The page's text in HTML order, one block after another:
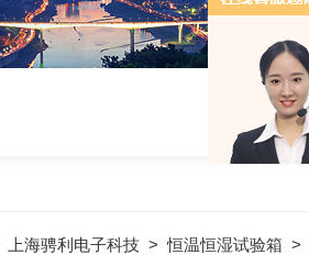
上海骋利电子科技 >恒温恒湿试验箱 >